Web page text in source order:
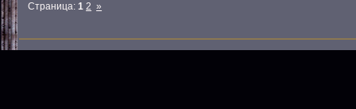
Страница:1 2 »